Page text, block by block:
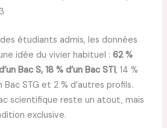
étudiants admis, les données
idée du vivier habituel : 62 %
Bac S, 18 % d’un Bac STI, 14 %
Bac STG et 2 % d’autres profils.
scientifique reste un atout, mais
exclusive.